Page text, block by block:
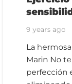
9 years ago
La
Marin No
perfección